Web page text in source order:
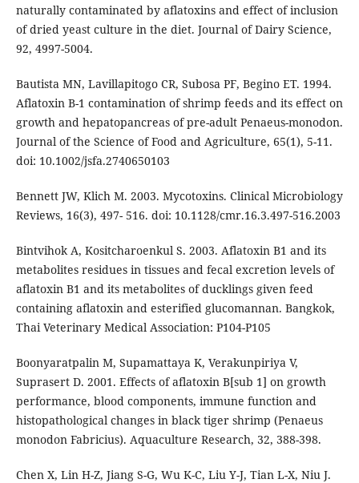
naturally contaminated by aflatoxins and effect of inclusion
of dried yeast culture in the diet. Journal of Dairy Science,
92, 4997-5004.
Bautista MN, Lavillapitogo CR, Subosa PF, Begino ET. 1994.
Aflatoxin B-1 contamination of shrimp feeds and its effect on
growth and hepatopancreas of pre-adult Penaeus-monodon.
Journal of the Science of Food and Agriculture, 65(1), 5-11.
doi: 10.1002/jsfa.2740650103
Bennett JW, Klich M. 2003. Mycotoxins. Clinical Microbiology
Reviews, 16(3), 497- 516. doi: 10.1128/cmr.16.3.497-516.2003
Bintvihok A, Kositcharoenkul S. 2003. Aflatoxin B1 and its
metabolites residues in tissues and fecal excretion levels of
aflatoxin B1 and its metabolites of ducklings given feed
containing aflatoxin and esterified glucomannan. Bangkok,
Thai Veterinary Medical Association: P104-P105
Boonyaratpalin M, Supamattaya K, Verakunpiriya V,
Suprasert D. 2001. Effects of aflatoxin B[sub 1] on growth
performance, blood components, immune function and
histopathological changes in black tiger shrimp (Penaeus
monodon Fabricius). Aquaculture Research, 32, 388-398.
Chen X, Lin H-Z, Jiang S-G, Wu K-C, Liu Y-J, Tian L-X, Niu J.